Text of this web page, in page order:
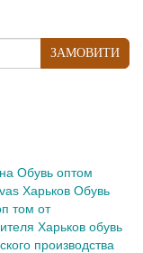
ЗАМОВИТИ
Обувь оптом
Харьков Обувь
том от
Харьков обувь
производства